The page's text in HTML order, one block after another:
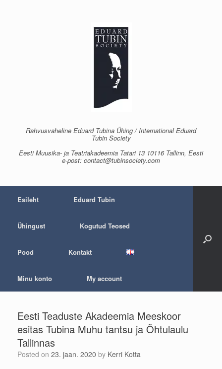
Rahvusvaheline Eduard Tubina Ühing / International Eduard
Tubin Society
Eesti Muusika- ja Teatriakadeemia Tatari 13 10116 Tallinn, Eesti
e-post: contact@tubinsociety.com
Esileht Eduard Tubin
Ühingust Kogutud Teosed
Pood Kontakt
Minu konto My account
Eesti Teaduste Akadeemia Meeskoor
esitas Tubina Muhu tantsu ja Õhtulaulu
Tallinnas
Posted on 23. jaan. 2020 by Kerri Kotta